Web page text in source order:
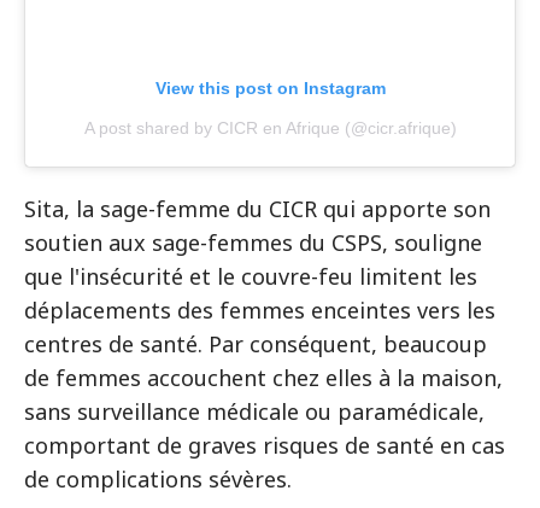
View this post on Instagram
A post shared by CICR en Afrique (@cicr.afrique)
Sita, la sage-femme du CICR qui apporte son
soutien aux sage-femmes du CSPS, souligne
que l'insécurité et le couvre-feu limitent les
déplacements des femmes enceintes vers les
centres de santé. Par conséquent, beaucoup
de femmes accouchent chez elles à la maison,
sans surveillance médicale ou paramédicale,
comportant de graves risques de santé en cas
de complications sévères.